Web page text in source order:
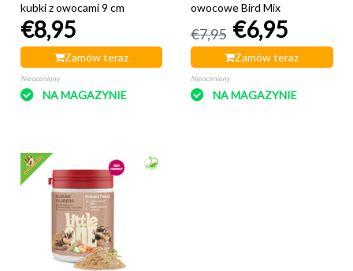
kubki z owocami 9 cm
€8,95
Zamów teraz
Nieoceniony
NA MAGAZYNIE
owocowe Bird Mix
€7,95 €6,95
Zamów teraz
Nieoceniony
NA MAGAZYNIE